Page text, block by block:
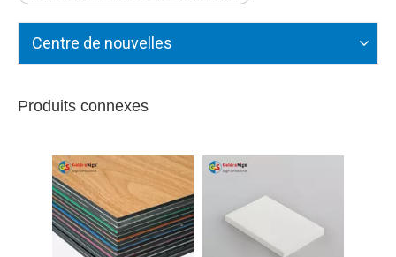
Centre de nouvelles
Produits connexes